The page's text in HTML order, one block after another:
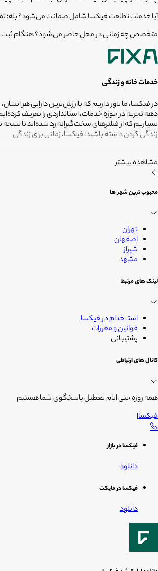
آیا خدمات نظافت فیکسا شامل ضمانت می‌شود؟بله؛
متخصص چه زمانی در محل حاضر می‌شود؟هنگام
خدمات خانه و زندگی
در فیکسا، ما باور داریم که باارزش‌ترین دارایی هر
دهه تجربه در حوزه خدمات، استانداردی را تعریف
بسپاریم که از فیلترهای سخت‌گیرانه رد شده‌اند تا
زندگی کردن داشته باشید؛ فیکسا، زمانی برای زندگی
مشاهده بیشتر
محبوب ترین شهر ها
تهران
اصفهان
شیراز
مشهد
لینک های مرتبط
استــخدام در فیکسا
قوانین و مقررات
پشتیبانی
کانال های ارتباطی
همه روزه حتی ایام تعطیل پاسخگوی شما هستیم
فیکسا|
فیکسا در بازار
دانلود
فیکسا در مایکت
دانلود